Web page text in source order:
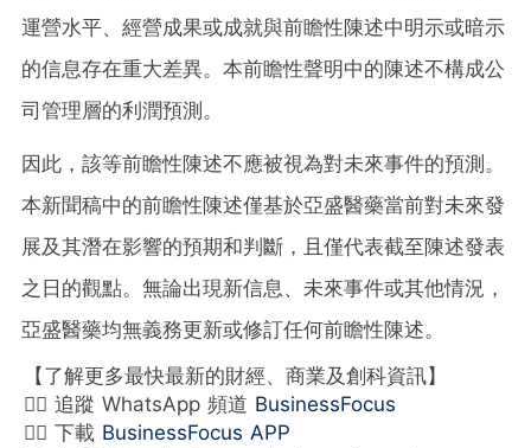
運營水平、經營成果或成就與前瞻性陳述中明示或暗示
的信息存在重大差異。本前瞻性聲明中的陳述不構成公
司管理層的利潤預測。
因此，該等前瞻性陳述不應被視為對未來事件的預測。
本新聞稿中的前瞻性陳述僅基於亞盛醫藥當前對未來發
展及其潛在影響的預期和判斷，且僅代表截至陳述發表
之日的觀點。無論出現新信息、未來事件或其他情況，
亞盛醫藥均無義務更新或修訂任何前瞻性陳述。
【了解更多最快最新的財經、商業及創科資訊】
👉🏻 追蹤 WhatsApp 頻道 BusinessFocus
👉🏻 下載 BusinessFocus APP